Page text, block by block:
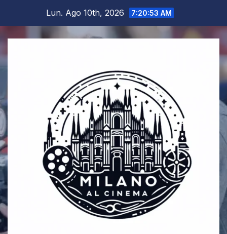
contenuto
Lun. Ago 10th, 2026 7:20:54 AM